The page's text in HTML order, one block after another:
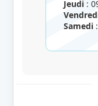
Jeudi :
Samedi